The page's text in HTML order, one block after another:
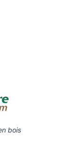
bois